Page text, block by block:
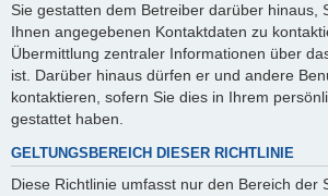
Sie gestatten dem Betreiber darüber hinaus,
Ihnen angegebenen Kontaktdaten zu
Übermittlung zentraler Informationen über
ist. Darüber hinaus dürfen er und andere
kontaktieren, sofern Sie dies in Ihrem
gestattet haben.
GELTUNGSBEREICH DIESER RICHTLINIE
Diese Richtlinie umfasst nur den Bereich der